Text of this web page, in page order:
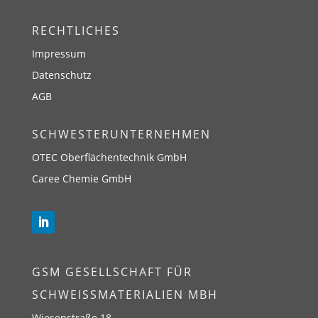
RECHTLICHES
Impressum
Datenschutz
AGB
SCHWESTERUNTERNEHMEN
OTEC Oberflächentechnik GmbH
Caree Chemie GmbH
GSM GESELLSCHAFT FÜR
SCHWEISSMATERIALIEN MBH